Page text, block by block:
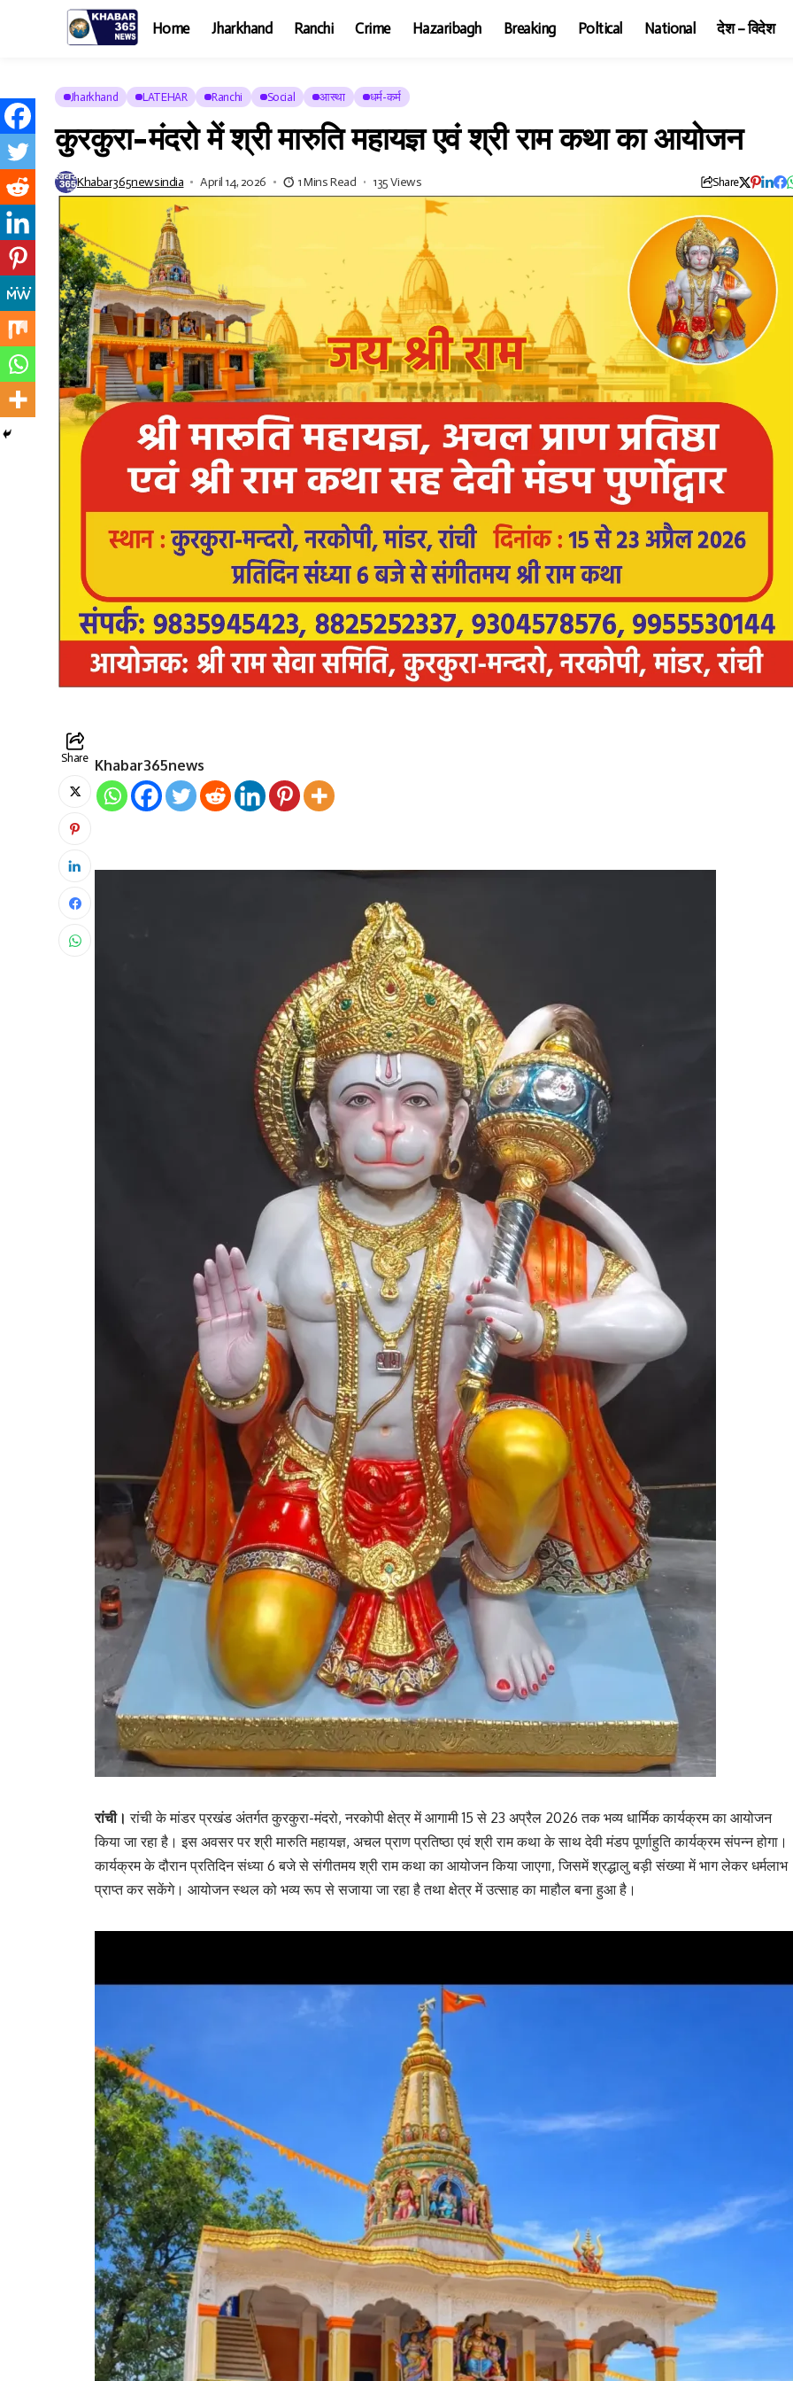
Home Jharkhand Ranchi Crime Hazaribagh Breaking Poltical National देश – विदेश
Jharkhand LATEHAR Ranchi Social आस्था धर्म-कर्म
कुरकुरा-मंदरो में श्री मारुति महायज्ञ एवं श्री राम कथा का आयोजन
Khabar365newsindia April 14, 2026 1 Mins Read 135 Views Share
Share Khabar365news
रांची।रांची के मांडर प्रखंड अंतर्गत कुरकुरा-मंदरो, नरकोपी क्षेत्र में आगामी 15 से 23 अप्रैल 2026 तक भव्य धार्मिक कार्यक्रम का आयोजन
किया जा रहा है। इस अवसर पर श्री मारुति महायज्ञ, अचल प्राण प्रतिष्ठा एवं श्री राम कथा के साथ देवी मंडप पूर्णाहुति कार्यक्रम संपन्न होगा।
कार्यक्रम के दौरान प्रतिदिन संध्या 6 बजे से संगीतमय श्री राम कथा का आयोजन किया जाएगा, जिसमें श्रद्धालु बड़ी संख्या में भाग लेकर धर्मलाभ
प्राप्त कर सकेंगे। आयोजन स्थल को भव्य रूप से सजाया जा रहा है तथा क्षेत्र में उत्साह का माहौल बना हुआ है।